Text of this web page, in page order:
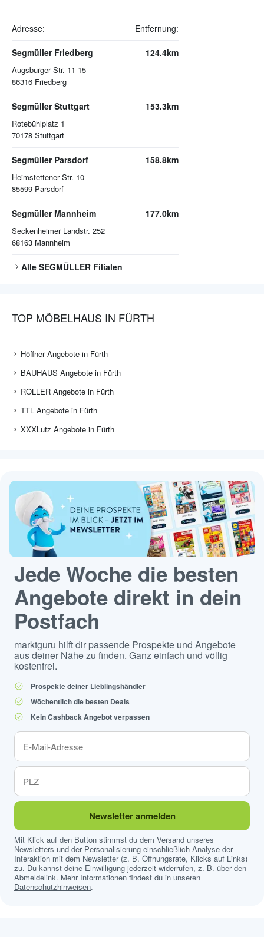
Adresse: Entfernung:
Segmüller Friedberg
Augsburger Str. 11-15
86316 Friedberg
124.4km
Segmüller Stuttgart
Rotebühlplatz 1
70178 Stuttgart
153.3km
Segmüller Parsdorf
Heimstettener Str. 10
85599 Parsdorf
158.8km
Segmüller Mannheim
Seckenheimer Landstr. 252
68163 Mannheim
177.0km
Alle SEGMÜLLER Filialen
TOP MÖBELHAUS IN FÜRTH
Höffner Angebote in Fürth
BAUHAUS Angebote in Fürth
ROLLER Angebote in Fürth
TTL Angebote in Fürth
XXXLutz Angebote in Fürth
Jede Woche die besten
Angebote direkt in dein
Postfach
marktguru hilft dir passende Prospekte und Angebote
aus deiner Nähe zu finden. Ganz einfach und völlig
kostenfrei.
Prospekte deiner Lieblingshändler
Wöchentlich die besten Deals
Kein Cashback Angebot verpassen
Newsletter anmelden
Mit Klick auf den Button stimmst du dem Versand unseres
Newsletters und der Personalisierung einschließlich Analyse der
Interaktion mit dem Newsletter (z. B. Öffnungsrate, Klicks auf Links)
zu. Du kannst deine Einwilligung jederzeit widerrufen, z. B. über den
Abmeldelink. Mehr Informationen findest du in unseren
Datenschutzhinweisen.